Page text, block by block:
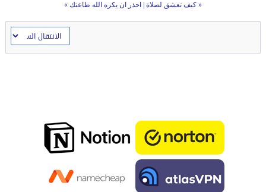
« كيف تعشق لصلاة احذر ان يكره الله طاعتك »